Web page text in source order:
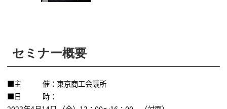
セミナー概要
■主 催：東京商工会議所
■日 時：